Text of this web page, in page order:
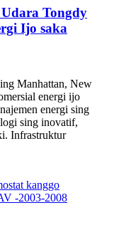
Tongdy
Ijo saka
Manhattan, New
energi ijo
energi sing
sing inovatif,
Infrastruktur